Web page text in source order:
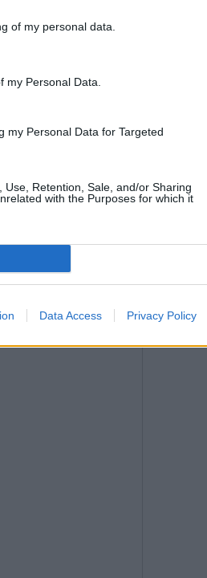
of my personal data.
my Personal Data.
my Personal Data for Targeted
Retention, Sale, and/or Sharing
with the Purposes for which it
Data Access Privacy Policy
et améliorer sa
pores et d’optimiser